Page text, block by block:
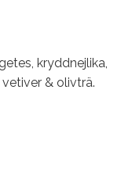
kryddnejlika,
& olivträ.